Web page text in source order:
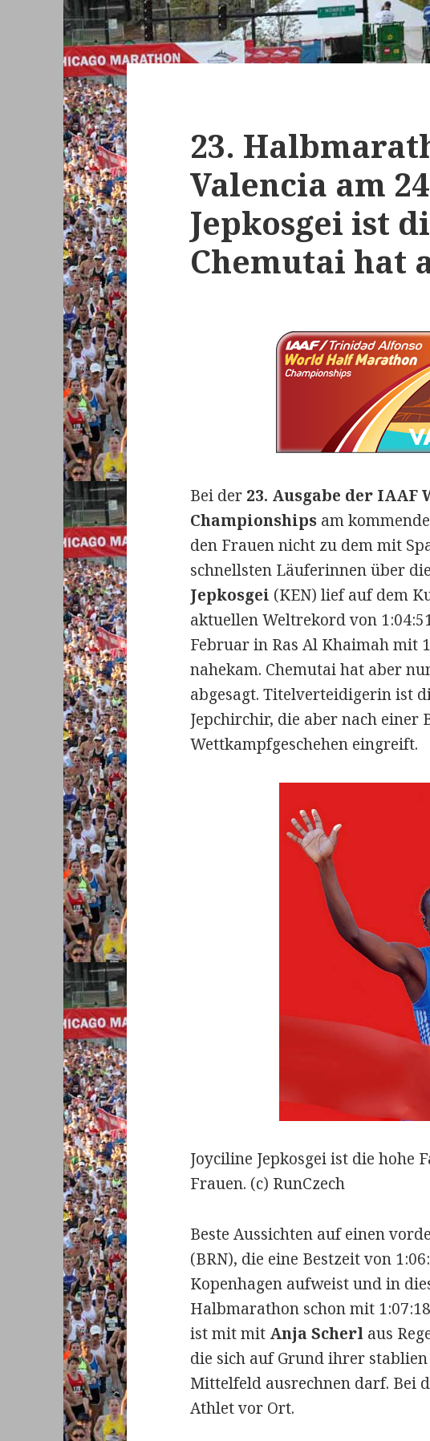
23.
Valencia am
Jepkosgei ist
Chemutai hat
Bei der 23. Ausgabe der
Championships am
den Frauen nicht zu dem mit
schnellsten Läuferinnen über
Jepkosgei (KEN) lief auf dem
aktuellen Weltrekord von
Februar in Ras Al Khaimah mit
nahekam. Chemutai hat aber
abgesagt. Titelverteidigerin ist
Jepchirchir, die aber nach einer
Wettkampfgeschehen eingreift.
Joyciline Jepkosgei ist die hohe
Frauen. (c) RunCzech
Beste Aussichten auf einen
(BRN), die eine Bestzeit von
Kopenhagen aufweist und in
Halbmarathon schon mit
ist mit mit Anja Scherl aus
die sich auf Grund ihrer
Mittelfeld ausrechnen darf. Bei
Athlet vor Ort.